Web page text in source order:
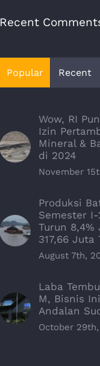
Recent
Popular Recent
Wow, RI
Izin
Mineral &
di 2024
November
Produksi
Semester I-
Turun 8,4%
317,66 Juta
August 7th,
Laba
M, Bisnis
Andalan
October